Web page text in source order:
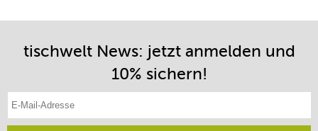
tischwelt News: jetzt anmelden und
10% sichern!